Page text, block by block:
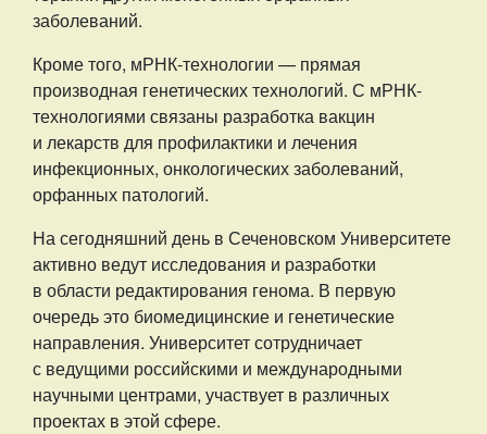
заболеваний.
Кроме того, мРНК-технологии — прямая
производная генетических технологий. С мРНК-
технологиями связаны разработка вакцин
и лекарств для профилактики и лечения
инфекционных, онкологических заболеваний,
орфанных патологий.
На сегодняшний день в Сеченовском Университете
активно ведут исследования и разработки
в области редактирования генома. В первую
очередь это биомедицинские и генетические
направления. Университет сотрудничает
с ведущими российскими и международными
научными центрами, участвует в различных
проектах в этой сфере.